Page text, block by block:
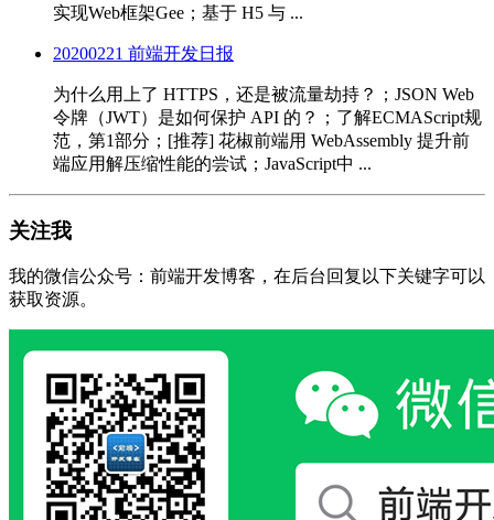
实现Web框架Gee；基于 H5 与 ...
20200221 前端开发日报
为什么用上了 HTTPS，还是被流量劫持？；JSON Web
令牌（JWT）是如何保护 API 的？；了解ECMAScript规
范，第1部分；[推荐] 花椒前端用 WebAssembly 提升前
端应用解压缩性能的尝试；JavaScript中 ...
关注我
我的微信公众号：前端开发博客，在后台回复以下关键字可以
获取资源。